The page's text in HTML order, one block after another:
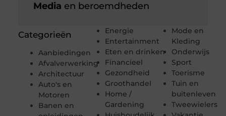
Categorieën
Aanbiedingen
Afvalverwerking
Architectuur
Auto's en
Motoren
Banen en
Energie
Entertainment
Eten en drinken
Financieel
Gezondheid
Groothandel
Home /
Gardening
Mode en
Kleding
Onderwijs
Sport
Toerisme
Tuin en
buitenleven
Tweewielers
Media en beroemdheden